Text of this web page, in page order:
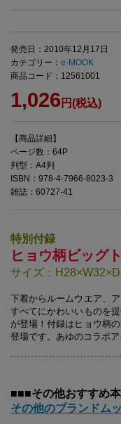
発売日：2010年12月17日
カテゴリー： e-MOOK
商品コード：12561001
1,026 円(税込)
【商品詳細】
ページ数：64P
判型：A4判
ISBN：978-4-7966-8023-3
雑誌：60727-41
特別付録
ヒョウ柄ビッグ
サイズ：
下着からルームウエア、
すべてにかわいいものを
が登場！付録はヒョウ柄
登場です。あゆのコラボア
■■■その他おすすめ
その他のブランドム